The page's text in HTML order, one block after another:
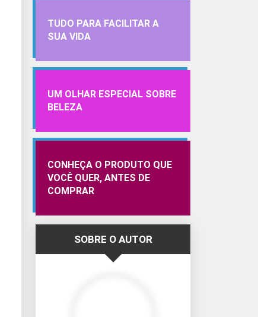
TUDO PARA FACILITAR A
SUA VIDA
UM OLHAR ESPECIAL SOBRE
BELEZA
CONHEÇA O PRODUTO QUE
VOCÊ QUER, ANTES DE
COMPRAR
SOBRE O AUTOR